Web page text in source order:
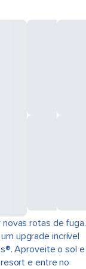
rotas de fuga.
upgrade incrível
Aproveite o sol e
e entre no